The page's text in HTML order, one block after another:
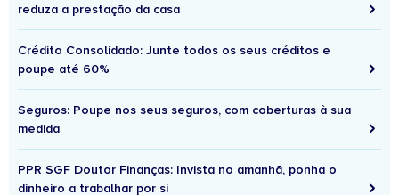
reduza a prestação da casa
Crédito Consolidado: Junte todos os seus créditos e
poupe até 60%
Seguros: Poupe nos seus seguros, com coberturas à sua
medida
PPR SGF Doutor Finanças: Invista no amanhã, ponha o
dinheiro a trabalhar por si